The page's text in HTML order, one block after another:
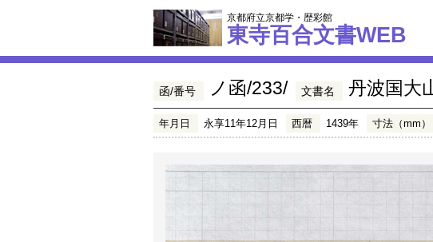
京都府立京都学・歴彩館
東寺百合文書WEB
函/番号 ノ函/233/ 文書名 丹波国大
年月日 永享11年12月日 西暦 1439年 寸法（mm）